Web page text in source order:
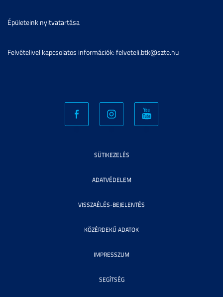
Épületeink nyitvatartása
Felvételivel kapcsolatos információk: felveteli.btk@szte.hu
SÜTIKEZELÉS
ADATVÉDELEM
VISSZAÉLÉS-BEJELENTÉS
KÖZÉRDEKŰ ADATOK
IMPRESSZUM
SEGÍTSÉG